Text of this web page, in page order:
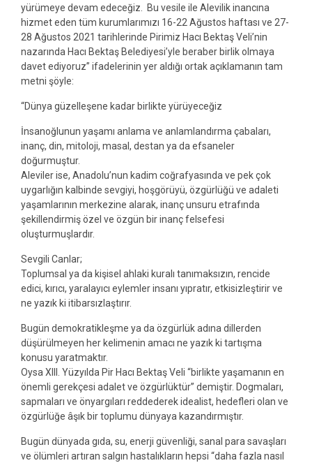
yürümeye devam edeceğiz. Bu vesile ile Alevilik inancına
hizmet eden tüm kurumlarımızı 16-22 Ağustos haftası ve 27-
28 Ağustos 2021 tarihlerinde Pirimiz Hacı Bektaş Veli’nin
nazarında Hacı Bektaş Belediyesi’yle beraber birlik olmaya
davet ediyoruz” ifadelerinin yer aldığı ortak açıklamanın tam
metni şöyle:
“Dünya güzelleşene kadar birlikte yürüyeceğiz
İnsanoğlunun yaşamı anlama ve anlamlandırma çabaları,
inanç, din, mitoloji, masal, destan ya da efsaneler
doğurmuştur.
Aleviler ise, Anadolu’nun kadim coğrafyasında ve pek çok
uygarlığın kalbinde sevgiyi, hoşgörüyü, özgürlüğü ve adaleti
yaşamlarının merkezine alarak, inanç unsuru etrafında
şekillendirmiş özel ve özgün bir inanç felsefesi
oluşturmuşlardır.
Sevgili Canlar;
Toplumsal ya da kişisel ahlaki kuralı tanımaksızın, rencide
edici, kırıcı, yaralayıcı eylemler insanı yıpratır, etkisizleştirir ve
ne yazık ki itibarsızlaştırır.
Bugün demokratikleşme ya da özgürlük adına dillerden
düşürülmeyen her kelimenin amacı ne yazık ki tartışma
konusu yaratmaktır.
Oysa XIII. Yüzyılda Pir Hacı Bektaş Veli “birlikte yaşamanın en
önemli gerekçesi adalet ve özgürlüktür” demiştir. Dogmaları,
sapmaları ve önyargıları reddederek idealist, hedefleri olan ve
özgürlüğe âşık bir toplumu dünyaya kazandırmıştır.
Bugün dünyada gıda, su, enerji güvenliği, sanal para savaşları
ve ölümleri artıran salgın hastalıkların hepsi “daha fazla nasıl